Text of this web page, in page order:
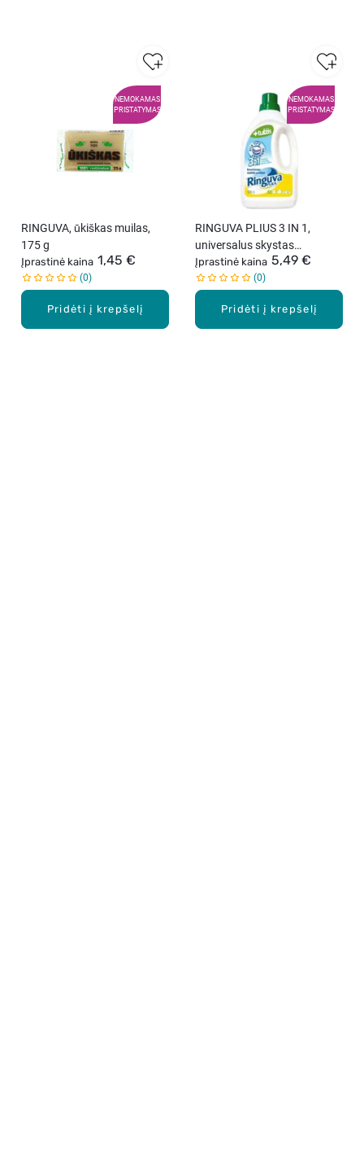
NEMOKAMAS
PRISTATYMAS
Pridėti į krepšelį
RINGUVA, ūkiškas muilas,
175 g
Įprastinė kaina 1,45 €
0
NEMOKAMAS
PRISTATYMAS
Pridėti į krepšelį
RINGUVA PLIUS 3 IN 1,
universalus skystas
skalbiklis, su tulžimi, 20
skalbimų, 1 l.
Įprastinė kaina 5,49 €
0